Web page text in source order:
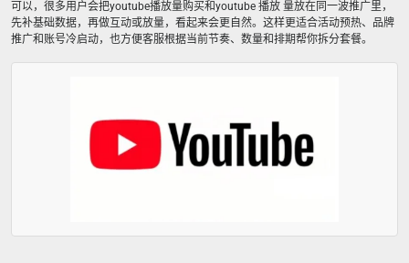
可以，很多用户会把youtube播放量购买和youtube 播放 量放在同一波推广里，
先补基础数据，再做互动或放量，看起来会更自然。这样更适合活动预热、品牌
推广和账号冷启动，也方便客服根据当前节奏、数量和排期帮你拆分套餐。